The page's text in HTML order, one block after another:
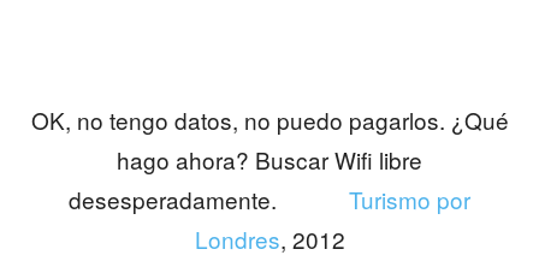
OK, no tengo datos, no puedo pagarlos. ¿Qué
hago ahora? Buscar Wifi libre
desesperadamente. Turismo por
Londres, 2012